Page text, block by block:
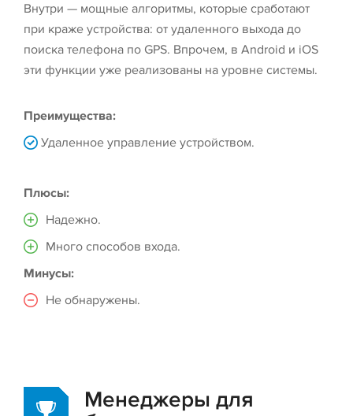
Внутри — мощные алгоритмы, которые сработают
при краже устройства: от удаленного выхода до
поиска телефона по GPS. Впрочем, в Android и iOS
эти функции уже реализованы на уровне системы.
Преимущества:
Удаленное управление устройством.
Плюсы:
Надежно.
Много способов входа.
Минусы:
Не обнаружены.
Менеджеры для